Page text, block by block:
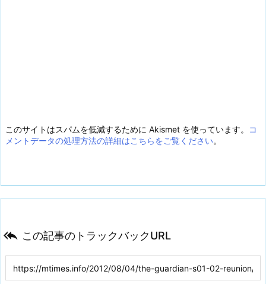
このサイトはスパムを低減するために Akismet を使っています。
コ
メントデータの処理方法の詳細はこちらをご覧ください。
 この記事のトラックバックURL